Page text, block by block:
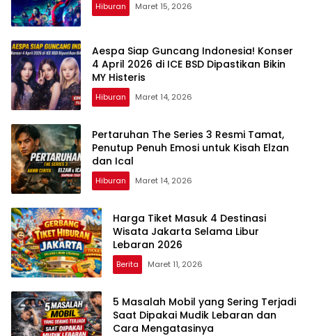
Hiburan Maret 15, 2026
Aespa Siap Guncang Indonesia! Konser
4 April 2026 di ICE BSD Dipastikan Bikin
MY Histeris
Hiburan Maret 14, 2026
Pertaruhan The Series 3 Resmi Tamat,
Penutup Penuh Emosi untuk Kisah Elzan
dan Ical
Hiburan Maret 14, 2026
Harga Tiket Masuk 4 Destinasi
Wisata Jakarta Selama Libur
Lebaran 2026
Berita Maret 11, 2026
5 Masalah Mobil yang Sering Terjadi
Saat Dipakai Mudik Lebaran dan
Cara Mengatasinya